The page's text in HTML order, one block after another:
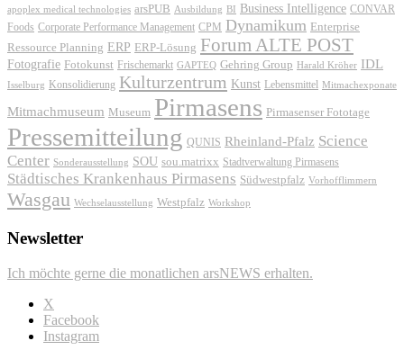
apoplex medical technologies arsPUB Ausbildung BI Business Intelligence CONVAR
Foods Corporate Performance Management CPM Dynamikum Enterprise
Ressource Planning ERP ERP-Lösung Forum ALTE POST
Fotografie Fotokunst Frischemarkt GAPTEQ Gehring Group Harald Kröher IDL
Isselburg Konsolidierung Kulturzentrum Kunst Lebensmittel Mitmachexponate
Mitmachmuseum Museum Pirmasens Pirmasenser Fototage
Pressemitteilung QUNIS Rheinland-Pfalz Science
Center Sonderausstellung SOU sou.matrixx Stadtverwaltung Pirmasens
Städtisches Krankenhaus Pirmasens Südwestpfalz Vorhofflimmern
Wasgau Wechselausstellung Westpfalz Workshop
Newsletter
Ich möchte gerne die monatlichen arsNEWS erhalten.
X
Facebook
Instagram